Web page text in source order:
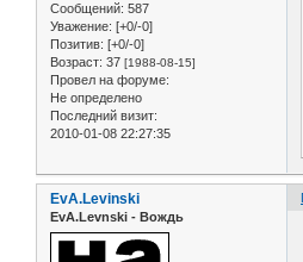
Сообщений: 587
Уважение: [+0/-0]
Позитив: [+0/-0]
Возраст: 37 [1988-08-15]
Провел на форуме:
Не определено
Последний визит:
2010-01-08 22:27:35
EvA.Levinski
EvA.Levnski - Вождь